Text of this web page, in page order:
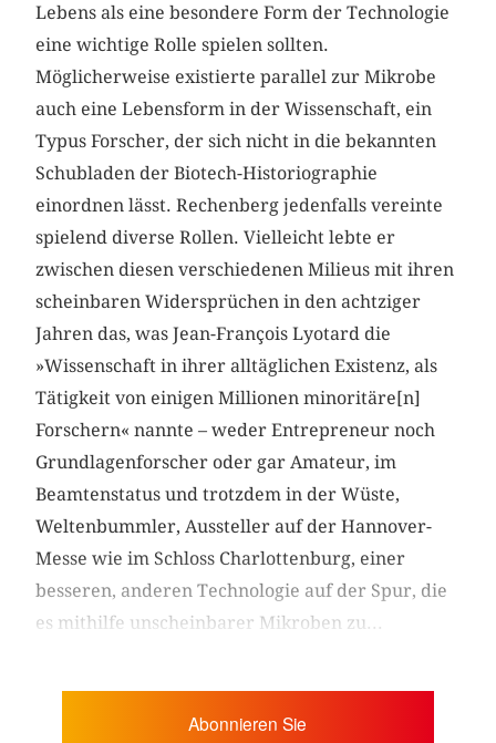
Lebens als eine besondere Form der Technologie
eine wichtige Rolle spielen ­sollten.
Möglicherweise existierte parallel zur Mikrobe
auch eine Lebensform in der Wissenschaft, ein
Typus Forscher, der sich nicht in die bekannten
Schubladen der Biotech-Historiographie
einordnen lässt. Rechenberg jedenfalls vereinte
spielend diverse Rollen. Vielleicht lebte er
zwischen diesen verschiedenen Milieus mit ihren
scheinbaren Widersprüchen in den achtziger
Jahren das, was Jean-François Lyotard die
»Wissenschaft in ihrer alltäglichen Existenz, als
Tätigkeit von einigen Millionen minoritäre[n]
Forschern« nannte – weder Entrepreneur noch
Grundlagenforscher oder gar Amateur, im
Beamtenstatus und trotzdem in der Wüste,
Weltenbummler, Aussteller auf der Hannover-
Messe wie im Schloss Charlottenburg, einer
besseren, anderen Technologie auf der Spur, die
es mithilfe unscheinbarer Mikroben zu...
Abonnieren Sie